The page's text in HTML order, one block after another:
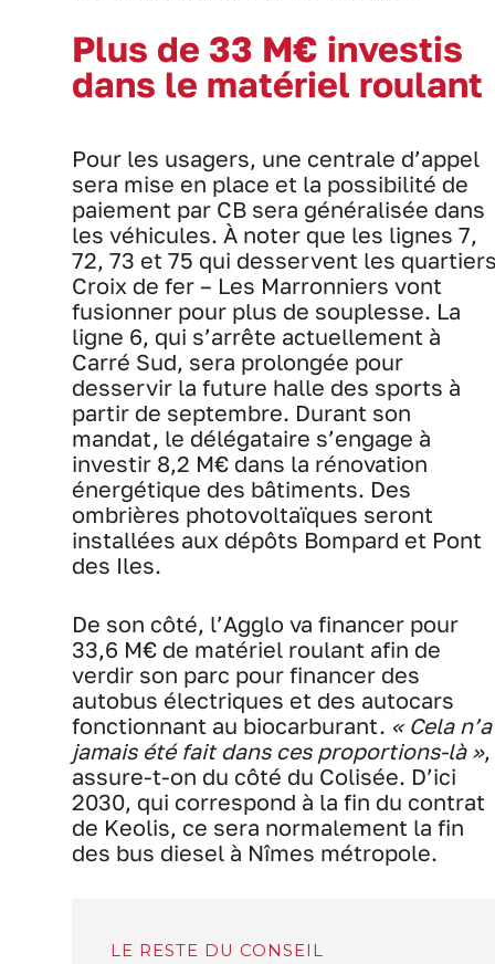
Plus de 33 M€ investis
dans le matériel roulant
Pour les usagers, une centrale d’appel
sera mise en place et la possibilité de
paiement par CB sera généralisée dans
les véhicules. À noter que les lignes 7,
72, 73 et 75 qui desservent les
Croix de fer – Les Marronniers vont
fusionner pour plus de souplesse. La
ligne 6, qui s’arrête actuellement à
Carré Sud, sera prolongée pour
desservir la future halle des sports à
partir de septembre. Durant son
mandat, le délégataire s’engage à
investir 8,2 M€ dans la rénovation
énergétique des bâtiments. Des
ombrières photovoltaïques seront
installées aux dépôts Bompard et Pont
des Iles.
De son côté, l’Agglo va financer pour
33,6 M€ de matériel roulant afin de
verdir son parc pour financer des
autobus électriques et des autocars
fonctionnant au biocarburant. « Cela n’a
jamais été fait dans ces proportions-là »,
assure-t-on du côté du Colisée. D’ici
2030, qui correspond à la fin du contrat
de Keolis, ce sera normalement la fin
des bus diesel à Nîmes métropole.
LE RESTE DU CONSEIL